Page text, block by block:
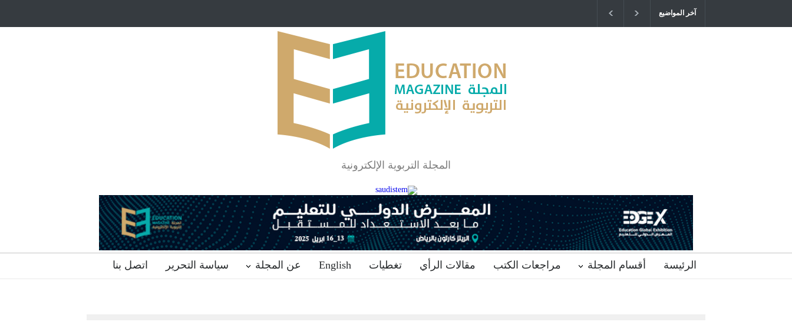
آخر المواضيع
شراكة مجتمعية لمجمع تعليمي بالطائف تستهدف الأيتام وأبناء الشهداء
لماذا تعد برامج توعية الأطفال بخصوصية الجسد وقاية لا فضول؟
المجلة التربوية الإلكترونية
الرئيسة أقسام المجلة مراجعات الكتب مقالات الرأي تغطيات English عن المجلة سياسة التحرير اتصل بنا